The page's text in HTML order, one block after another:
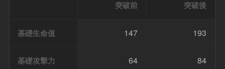
突破前 突破後
基礎生命值 147 193
基礎攻擊力 64 84